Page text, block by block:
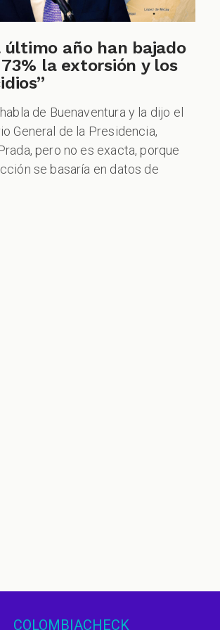
último año han bajado
la extorsión y los
de Buenaventura y la dijo el
General de la Presidencia,
pero no es exacta, porque
se basaría en datos de
COLOMBIACHECK